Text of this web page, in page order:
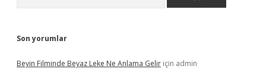
Son yorumlar
Beyin Filminde Beyaz Leke Ne Anlama Gelir için admin